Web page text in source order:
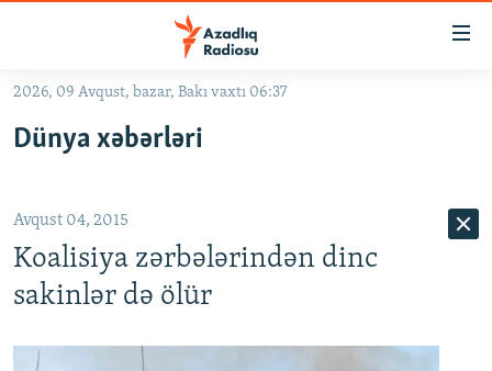
Əsas
qayıt
qayıt
Axtarışa
#İZAHLA
#ƏSLINDƏ
FƏRQƏ BAX
ARAŞDIRMA
2026, 09 Avqust, bazar, Bakı vaxtı 06:37
Dünya xəbərləri
Avqust 04, 2015
Koalisiya zərbələrindən dinc
sakinlər də ölür